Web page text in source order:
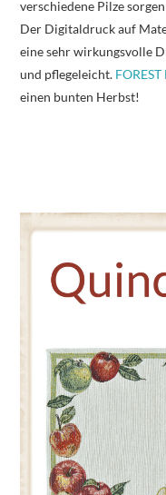
verschiedene Pilze
Der Digitaldruck auf
eine sehr wirkungsvolle
und pflegeleicht. FOREST
einen bunten Herbst!